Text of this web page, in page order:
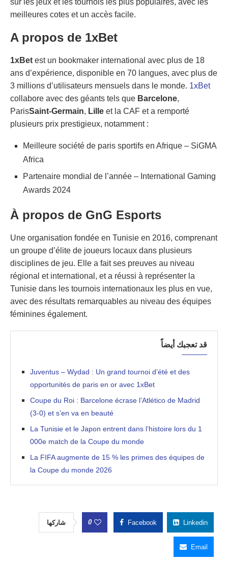
meilleures cotes et un accès facile.
A propos de 1xBet
1xBet est un bookmaker international avec plus de 18
ans d’expérience, disponible en 70 langues, avec plus de
3 millions d’utilisateurs mensuels dans le monde. 1xBet
collabore avec des géants tels que Barcelone,
ParisSaint-Germain, Lille et la CAF et a remporté
plusieurs prix prestigieux, notamment :
Meilleure société de paris sportifs en Afrique – SiGMA
Africa
Partenaire mondial de l’année – International Gaming
Awards 2024
À propos de GnG Esports
Une organisation fondée en Tunisie en 2016, comprenant
un groupe d’élite de joueurs locaux dans plusieurs
disciplines de jeu. Elle a fait ses preuves au niveau
régional et international, et a réussi à représenter la
Tunisie dans les tournois internationaux les plus en vue,
avec des résultats remarquables au niveau des équipes
féminines également.
قد تعجبك أيضاً
Juventus – Wydad : Un grand tournoi d’été et des
opportunités de paris en or avec 1xBet
Coupe du Roi : Barcelone écrase l’Atlético de Madrid
(3-0) et s’en va en beauté
La Tunisie et le Japon entrent dans l’histoire lors du 1
000e match de la Coupe du monde
La FIFA augmente de 15 % les primes des équipes de
la Coupe du monde 2026
شاركها 0 Facebook Linkedin
Email